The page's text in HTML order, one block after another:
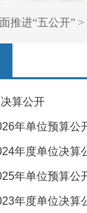
推进“五公开” >
算公开
年单位预算公
年度单位决算
年单位预算公
年度单位决算